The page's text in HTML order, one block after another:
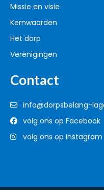
Missie en visie
Kernwaarden
Het dorp
Verenigingen
Contact
info@dorpsbelang-
volg ons op Facebook
volg ons op Instagram